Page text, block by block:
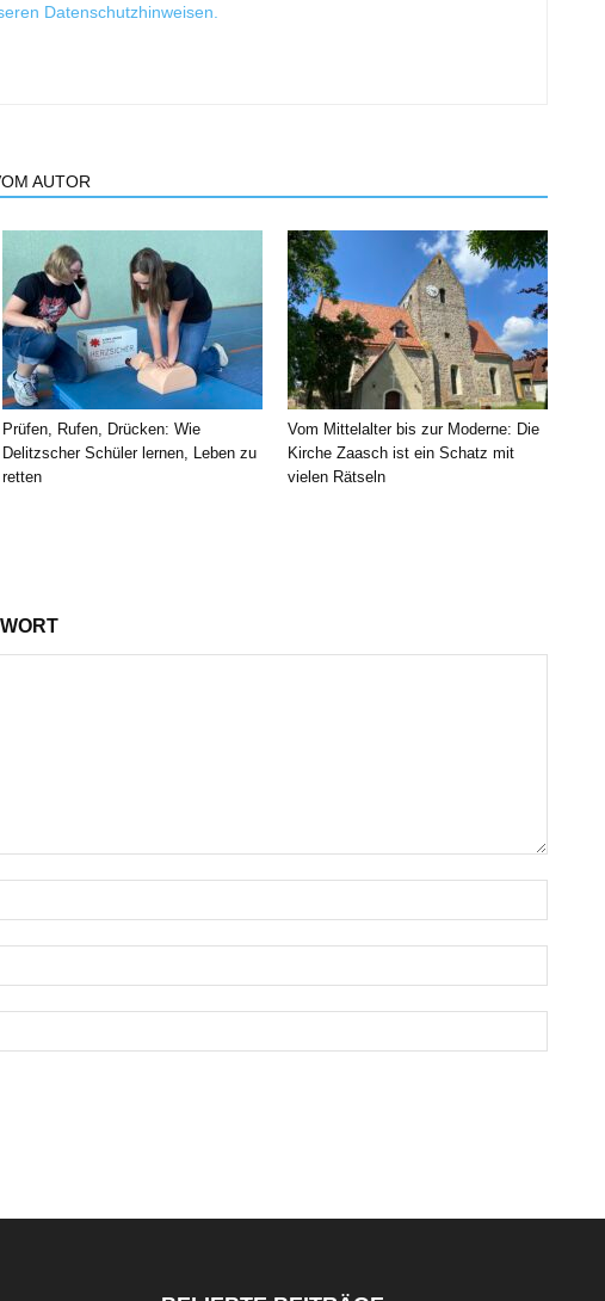
Datenschutzhinweisen
AUTOR
Prüfen, Rufen, Drücken: Wie
Delitzscher Schüler lernen, Leben zu
retten
Vom Mittelalter bis zur Moderne: Die
Kirche Zaasch ist ein Schatz mit
vielen Rätseln